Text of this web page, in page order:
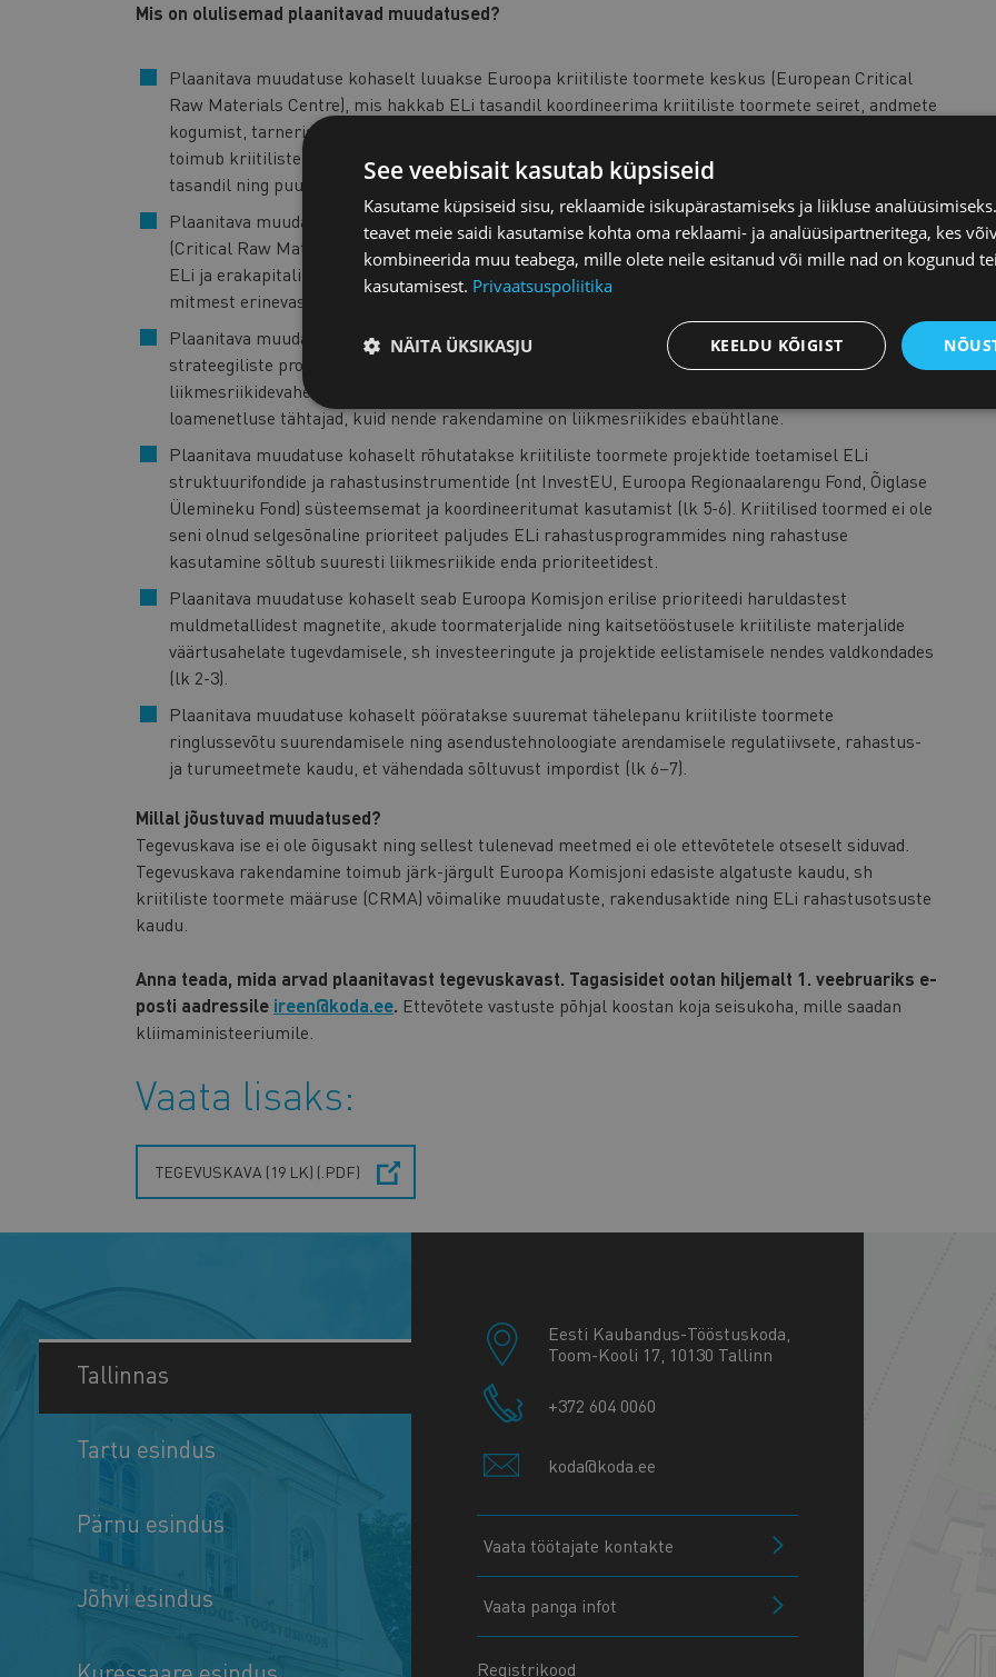
Mis on olulisemad plaanitavad muudatused?
Plaanitava muudatuse kohaselt luuakse Euroopa kriitiliste toormete keskus (European Critical
Raw Materials Centre), mis hakkab ELi tasandil koordineerima kriitiliste toormete seiret, andmete
kogumist, tarneriskide hindamist ning varajaste hoiatusmehhanismide toimimist (lk 3). Hetkel
toimub kriitiliste toormete seire killustatult erinevate ELi institutsioonide ja liikmesriikide
tasandil ning puudub keskne ELi-ülene üksus.
Plaanitava muudatuse kohaselt luuakse ELi tasandil kriitiliste toormete rahastamiskeskus
(Critical Raw Materials Financing Hub), mille eesmärk on lihtsustada ja koordineerida ligipääsu
ELi ja erakapitali rahastusallikatele (lk 4-6). Praegu peavad ettevõtted taotlema rahastust
mitmest erinevast ELi fondist eraldi ning puudub keskne kontaktpunkt.
Plaanitava muudatuse kohaselt kiirendatakse kriitiliste toormete määruse ehk CRMA alusel
strateegiliste projektide loamenetlusi,sealhulgas parandatakse juhendamist ning
liikmesriikidevahelist koordineerimist (lk 4-6) CRMA määrus näeb ette maksimaalsed
loamenetluse tähtajad, kuid nende rakendamine on liikmesriikides ebaühtlane.
Plaanitava muudatuse kohaselt rõhutatakse kriitiliste toormete projektide toetamisel ELi
struktuurifondide ja rahastusinstrumentide (nt InvestEU, Euroopa Regionaalarengu Fond, Õiglase
Ülemineku Fond) süsteemsemat ja koordineeritumat kasutamist (lk 5-6). Kriitilised toormed ei ole
seni olnud selgesõnaline prioriteet paljudes ELi rahastusprogrammides ning rahastuse
kasutamine sõltub suuresti liikmesriikide enda prioriteetidest.
Plaanitava muudatuse kohaselt seab Euroopa Komisjon erilise prioriteedi haruldastest
muldmetallidest magnetite, akude toormaterjalide ning kaitsetööstusele kriitiliste materjalide
väärtusahelate tugevdamisele, sh investeeringute ja projektide eelistamisele nendes valdkondades
(lk 2-3).
Plaanitava muudatuse kohaselt pööratakse suuremat tähelepanu kriitiliste toormete
ringlussevõtu suurendamisele ning asendustehnoloogiate arendamisele regulatiivsete, rahastus-
ja turumeetmete kaudu, et vähendada sõltuvust impordist (lk 6–7).
Millal jõustuvad muudatused?
Tegevuskava ise ei ole õigusakt ning sellest tulenevad meetmed ei ole ettevõtetele otseselt siduvad.
Tegevuskava rakendamine toimub järk-järgult Euroopa Komisjoni edasiste algatuste kaudu, sh
kriitiliste toormete määruse (CRMA) võimalike muudatuste, rakendusaktide ning ELi rahastusotsuste
kaudu.
Anna teada, mida arvad plaanitavast tegevuskavast. Tagasisidet ootan hiljemalt 1. veebruariks e-
posti aadressile ireen@koda.ee. Ettevõtete vastuste põhjal koostan koja seisukoha, mille saadan
kliimaministeeriumile.
Vaata lisaks:
TEGEVUSKAVA (19 LK) (.PDF)
Tallinnas
Tartu esindus
Pärnu esindus
Jõhvi esindus
Eesti Kaubandus-Tööstuskoda,
Toom-Kooli 17, 10130 Tallinn
+372 604 0060
koda@koda.ee
Vaata töötajate kontakte
Vaata panga infot
Registrikood
See veebisait kasutab küpsiseid
Kasutame küpsiseid sisu, reklaamide isikupärastamiseks ja liikluse
teavet meie saidi kasutamise kohta oma reklaami- ja analüüsipartneritega, kes
kombineerida muu teabega, mille olete neile esitanud või mille nad on kogunud
kasutamisest. Privaatsuspoliitika
KEELDU KÕIGIST
NÄITA ÜKSIKASJU